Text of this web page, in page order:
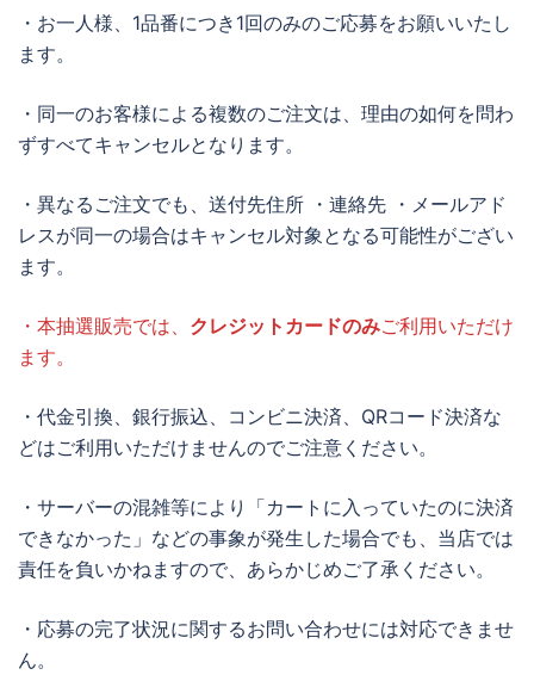
・お一人様、1品番につき1回のみのご応募をお願いいたし
ます。
・同一のお客様による複数のご注文は、理由の如何を問わ
ずすべてキャンセルとなります。
・異なるご注文でも、送付先住所 ・連絡先 ・メールアド
レスが同一の場合はキャンセル対象となる可能性がござい
ます。
・本抽選販売では、 クレジットカードのみご利用いただけ
ます。
・代金引換、銀行振込、コンビニ決済、QRコード決済な
どはご利用いただけませんのでご注意ください。
・サーバーの混雑等により「カートに入っていたのに決済
できなかった」などの事象が発生した場合でも、当店では
責任を負いかねますので、あらかじめご了承ください。
・応募の完了状況に関するお問い合わせには対応できませ
ん。